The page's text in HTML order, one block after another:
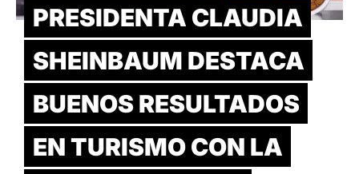
PRESIDENTA CLAUDIA
SHEINBAUM DESTACA
BUENOS RESULTADOS
EN TURISMO CON LA